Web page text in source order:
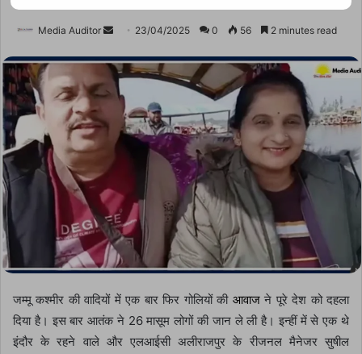
Media Auditor
Send
email
23/04/2025 0 56 2 minutes read
जम्मू कश्मीर की वादियों में एक बार फिर गोलियों की आवाजने पूरे देश को दहला
दिया है। इस बार आतंक ने 26 मासूम लोगों की जान ले ली है। इन्हीं में से एक थे
इंदौर के रहने वाले और एलआईसी अलीराजपुर के रीजनल मैनेजर सुषील